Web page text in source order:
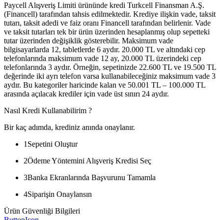
Paycell Alışveriş Limiti ürününde kredi Turkcell Finansman A.Ş.
(Financell) tarafından tahsis edilmektedir. Krediye ilişkin vade, taksit
tutarı, taksit adedi ve faiz oranı Financell tarafından belirlenir. Vade
ve taksit tutarları tek bir ürün üzerinden hesaplanmış olup sepetteki
tutar üzerinden değişiklik gösterebilir. Maksimum vade
bilgisayarlarda 12, tabletlerde 6 aydır. 20.000 TL ve altındaki cep
telefonlarında maksimum vade 12 ay, 20.000 TL üzerindeki cep
telefonlarında 3 aydır. Örneğin, sepetinizde 22.600 TL ve 19.500 TL
değerinde iki ayrı telefon varsa kullanabileceğiniz maksimum vade 3
aydır. Bu kategoriler haricinde kalan ve 50.001 TL – 100.000 TL
arasında açılacak krediler için vade üst sınırı 24 aydır.
Nasıl Kredi Kullanabilirim ?
Bir kaç adımda, krediniz anında onaylanır.
1 Sepetini Oluştur
2Ödeme Yöntemini Alışveriş Kredisi Seç
3Banka Ekranlarında Başvurunu Tamamla
4Siparişin Onaylansın
Ürün Güvenliği Bilgileri